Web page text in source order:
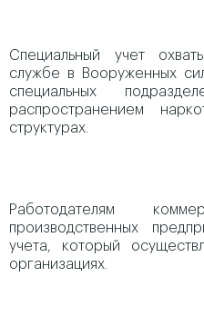
Специальный учет
службе в Вооруженных
специальных
распространением
структурах.
Работодателям
производственных
учета, который
организациях.